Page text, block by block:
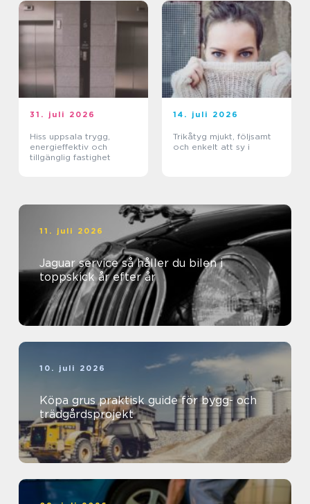
31. juli 2026
Hiss uppsala trygg,
energieffektiv och
tillgänglig fastighet
14. juli 2026
Trikåtyg mjukt, följsamt
och enkelt att sy i
11. juli 2026
Jaguar service så håller du bilen i
toppskick år efter år
10. juli 2026
Köpa grus praktisk guide för bygg- och
trädgårdsprojekt